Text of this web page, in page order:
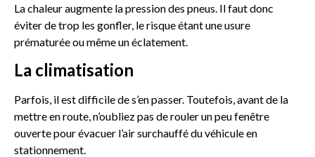
La chaleur augmente la pression des pneus. Il faut donc
éviter de trop les gonfler, le risque étant une usure
prématurée ou même un éclatement.
La climatisation
Parfois, il est difficile de s’en passer. Toutefois, avant de la
mettre en route, n’oubliez pas de rouler un peu fenêtre
ouverte pour évacuer l’air surchauffé du véhicule en
stationnement.